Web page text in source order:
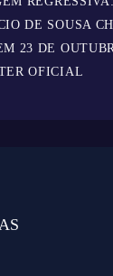
DE SOUSA
23 DE
OFICIAL